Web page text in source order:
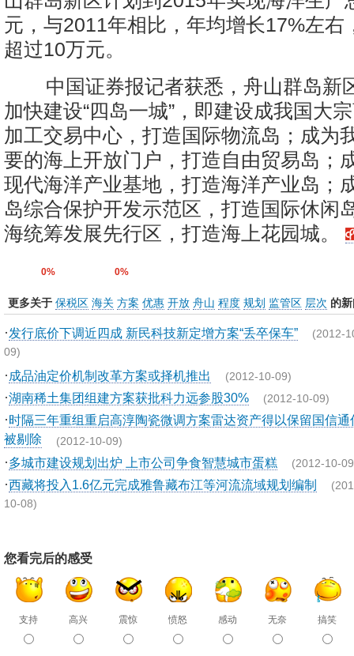
元，与2011年相比，年均增长17%左右
超过10万元。
中国证券报记者获悉，舟山群岛新
加快建设“四岛一城”，即建设成我国大
加工交易中心，打造国际物流岛；成为
要的海上开放门户，打造自由贸易岛；
现代海洋产业基地，打造海洋产业岛；
岛综合保护开发示范区，打造国际休闲
海统筹发展先行区，打造海上花园城。
0% 0%
更多关于 保税区 海关 方案 优惠 开放 舟山 程度 规划 监管区 层次 的
·发行底价下调近四成 新民科技新定增方案“丢卒保车” (2012-
09)
· 成品油定价机制改革方案或择机推出 (2012-10-09)
·湖南稀土集团组建方案获批科力远参股30% (2012-10-09)
·时隔三年重组重启高淳陶瓷微调方案雷达资产得以保留国信通
被剔除 (2012-10-09)
·多城市建设规划出炉 上市公司争食智慧城市蛋糕 (2012-10-
·西藏将投入1.6亿元完成雅鲁藏布江等河流流域规划编制
10-08)
您看完后的感受
支持 高兴 震惊 愤怒 感动 无奈 搞笑